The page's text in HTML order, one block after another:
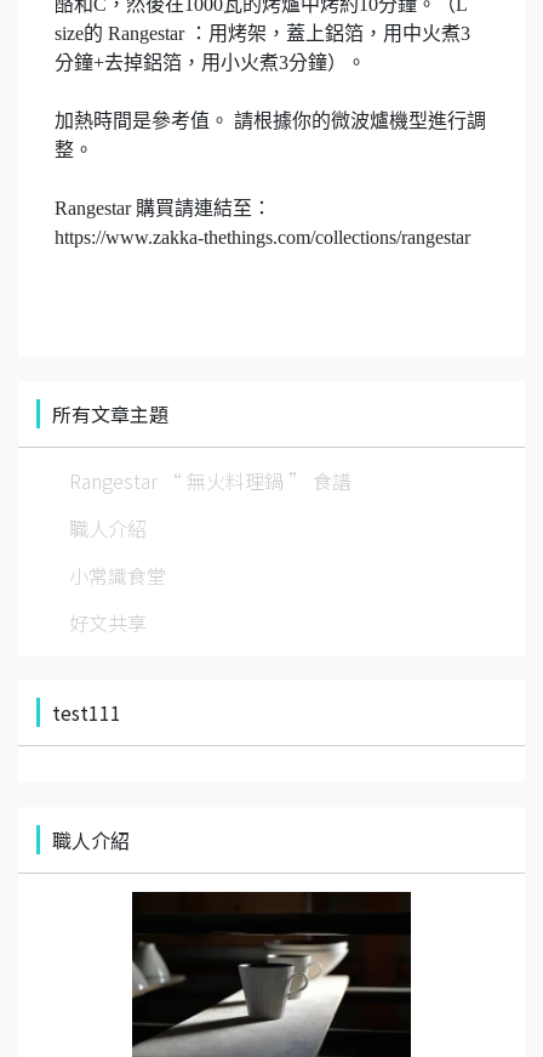
酪和C，然後在1000瓦的烤爐中烤約10分鐘。（L
size的 Rangestar ：用烤架，蓋上鋁箔，用中火煮3
分鐘+去掉鋁箔，用小火煮3分鐘）。
加熱時間是參考值。 請根據你的微波爐機型進行調
整。
Rangestar 購買請連結至：
https://www.zakka-thethings.com/collections/rangestar
所有文章主題
Rangestar “ 無火料理鍋 ” 食譜
職人介紹
小常識食堂
好文共享
test111
職人介紹